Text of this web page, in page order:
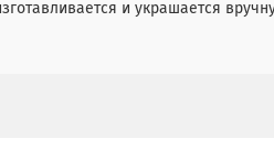
и украшается